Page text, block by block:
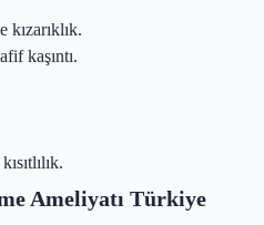
kaşıntı.
Ameliyatı Türkiye